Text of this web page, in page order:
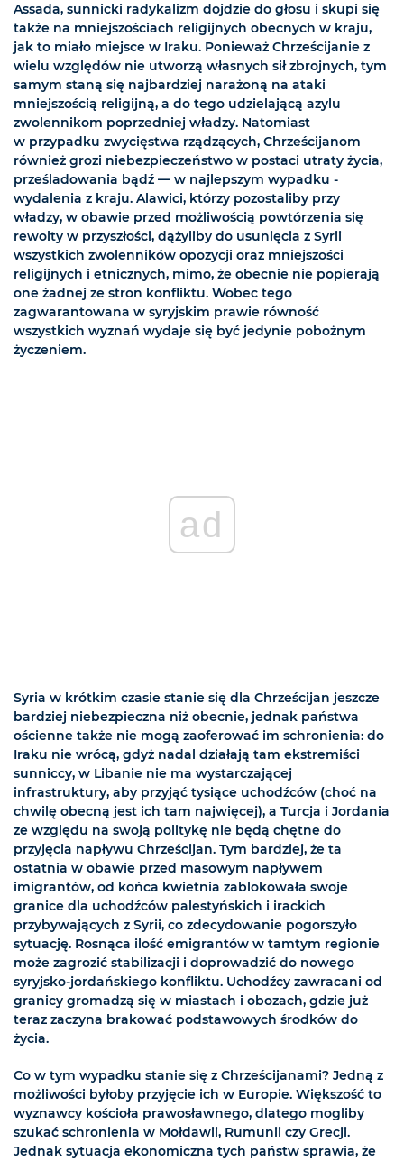
Assada, sunnicki radykalizm dojdzie do głosu i skupi się
także na mniejszościach religijnych obecnych w kraju,
jak to miało miejsce w Iraku. Ponieważ Chrześcijanie z
wielu względów nie utworzą własnych sił zbrojnych, tym
samym staną się najbardziej narażoną na ataki
mniejszością religijną, a do tego udzielającą azylu
zwolennikom poprzedniej władzy. Natomiast
w przypadku zwycięstwa rządzących, Chrześcijanom
również grozi niebezpieczeństwo w postaci utraty życia,
prześladowania bądź — w najlepszym wypadku -
wydalenia z kraju. Alawici, którzy pozostaliby przy
władzy, w obawie przed możliwością powtórzenia się
rewolty w przyszłości, dążyliby do usunięcia z Syrii
wszystkich zwolenników opozycji oraz mniejszości
religijnych i etnicznych, mimo, że obecnie nie popierają
one żadnej ze stron konfliktu. Wobec tego
zagwarantowana w syryjskim prawie równość
wszystkich wyznań wydaje się być jedynie pobożnym
życzeniem.
ad
Syria w krótkim czasie stanie się dla Chrześcijan jeszcze
bardziej niebezpieczna niż obecnie, jednak państwa
ościenne także nie mogą zaoferować im schronienia: do
Iraku nie wrócą, gdyż nadal działają tam ekstremiści
sunniccy, w Libanie nie ma wystarczającej
infrastruktury, aby przyjąć tysiące uchodźców (choć na
chwilę obecną jest ich tam najwięcej), a Turcja i Jordania
ze względu na swoją politykę nie będą chętne do
przyjęcia napływu Chrześcijan. Tym bardziej, że ta
ostatnia w obawie przed masowym napływem
imigrantów, od końca kwietnia zablokowała swoje
granice dla uchodźców palestyńskich i irackich
przybywających z Syrii, co zdecydowanie pogorszyło
sytuację. Rosnąca ilość emigrantów w tamtym regionie
może zagrozić stabilizacji i doprowadzić do nowego
syryjsko-jordańskiego konfliktu. Uchodźcy zawracani od
granicy gromadzą się w miastach i obozach, gdzie już
teraz zaczyna brakować podstawowych środków do
życia.
Co w tym wypadku stanie się z Chrześcijanami? Jedną z
możliwości byłoby przyjęcie ich w Europie. Większość to
wyznawcy kościoła prawosławnego, dlatego mogliby
szukać schronienia w Mołdawii, Rumunii czy Grecji.
Jednak sytuacja ekonomiczna tych państw sprawia, że